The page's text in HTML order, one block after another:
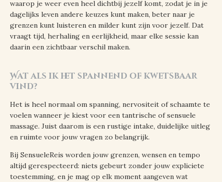
waarop je weer even heel dichtbij jezelf komt, zodat je in je
dagelijks leven andere keuzes kunt maken, beter naar je
grenzen kunt luisteren en milder kunt zijn voor jezelf. Dat
vraagt tijd, herhaling en eerlijkheid, maar elke sessie kan
daarin een zichtbaar verschil maken.
Wat als ik het spannend of kwetsbaar
vind?
Het is heel normaal om spanning, nervositeit of schaamte te
voelen wanneer je kiest voor een tantrische of sensuele
massage. Juist daarom is een rustige intake, duidelijke uitleg
en ruimte voor jouw vragen zo belangrijk.
Bij SensueleReis worden jouw grenzen, wensen en tempo
altijd gerespecteerd: niets gebeurt zonder jouw expliciete
toestemming, en je mag op elk moment aangeven wat